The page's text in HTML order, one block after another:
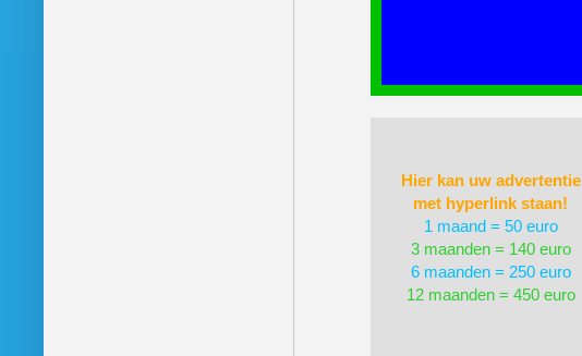
Hier kan uw advertentie
met hyperlink staan!
1 maand = 50 euro
3 maanden = 140 euro
6 maanden = 250 euro
12 maanden = 450 euro